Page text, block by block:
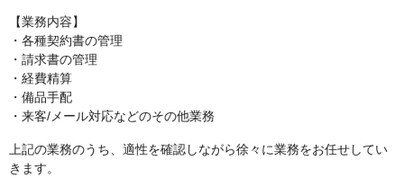
【業務内容】
・各種契約書の管理
・請求書の管理
・経費精算
・備品手配
・来客/メール対応などのその他業務
上記の業務のうち、適性を確認しながら徐々に業務をお任せしてい
きます。